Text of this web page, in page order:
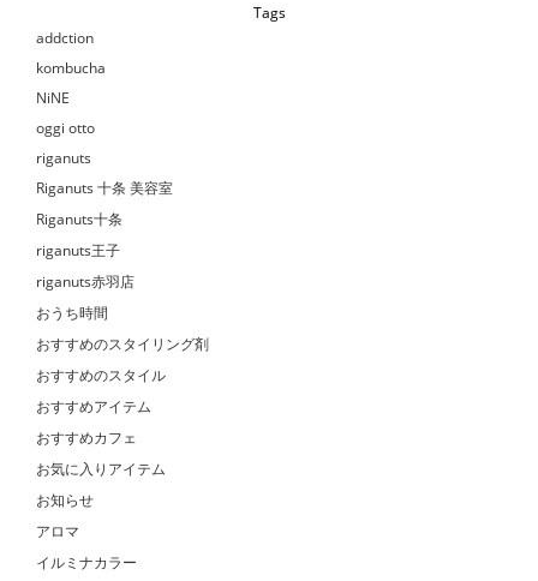
Tags
addction
kombucha
NiNE
oggi otto
riganuts
Riganuts 十条 美容室
Riganuts十条
riganuts王子
riganuts赤羽店
おうち時間
おすすめのスタイリング剤
おすすめのスタイル
おすすめアイテム
おすすめカフェ
お気に入りアイテム
お知らせ
アロマ
イルミナカラー